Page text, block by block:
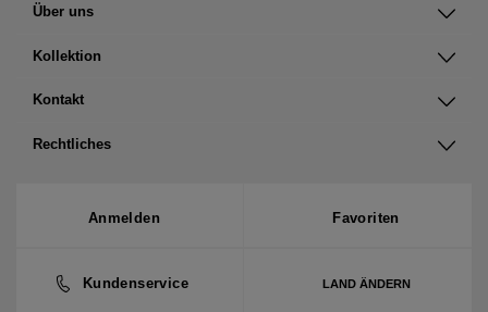
Über uns
Kollektion
Kontakt
Rechtliches
Anmelden Favoriten
Kundenservice LAND ÄNDERN